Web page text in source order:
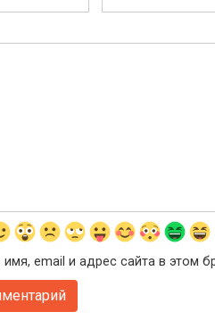
имя, email и адрес сайта в этом